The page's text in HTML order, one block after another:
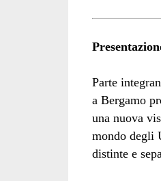
Parte
a Bergamo
una nuova
mondo degli
distinte e